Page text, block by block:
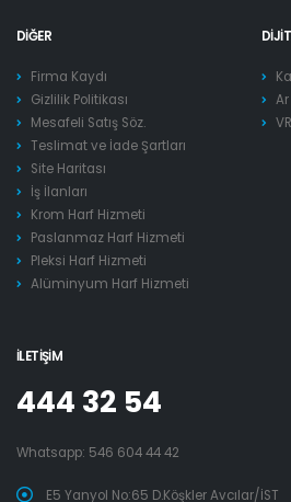
DIĞER
Firma Kaydı
Gizlilik Politikası
Mesafeli Satış Söz.
Teslimat ve İade Şartları
Site Haritası
İş İlanları
Krom Harf Hizmeti
Paslanmaz Harf Hizmeti
Pleksi Harf Hizmeti
Alüminyum Harf Hizmeti
İLETIŞIM
444 32 54
Whatsapp: 546 604 44 42
E5 Yanyol No:65 D.Köşkler Avcılar/İST